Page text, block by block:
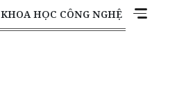
KHOA HỌC CÔNG NGHỆ